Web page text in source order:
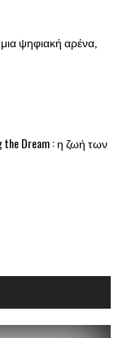
μια ψηφιακή αρένα,
the Dream : η ζωή των